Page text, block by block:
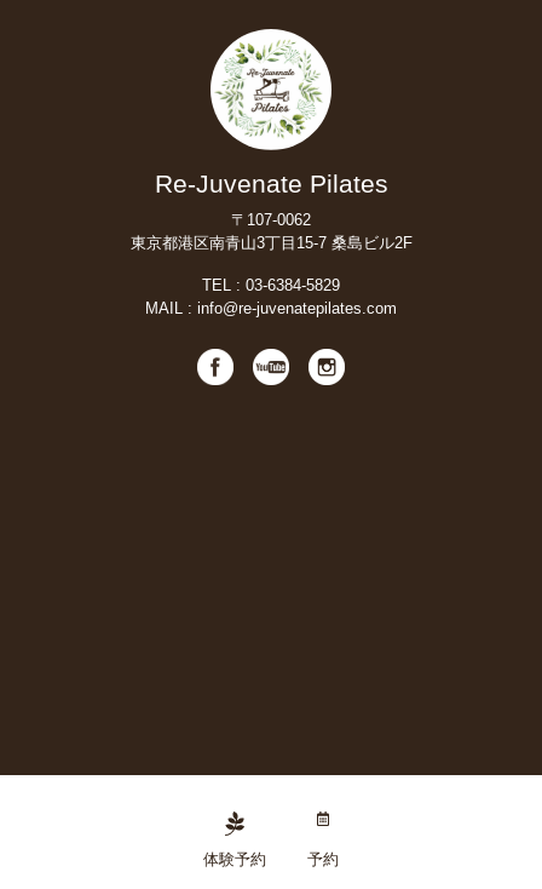
Re-Juvenate Pilates
〒107-0062
東京都港区南青山3丁目15-7 桑島ビル2F
TEL : 03-6384-5829
MAIL : info@re-juvenatepilates.com
体験予約 予約